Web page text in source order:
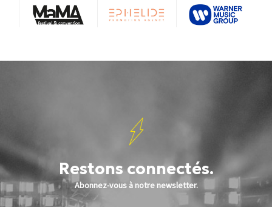
Restons connectés.
Abonnez-vous à notre newsletter.